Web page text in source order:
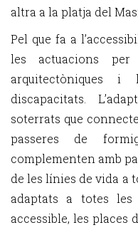
altra a la platja del
Pel que fa a
les actuacions
arquitectòniques i
discapacitats.
soterrats que
passeres de
complementen amb
de les línies de vida a
adaptats a totes
accessible, les places